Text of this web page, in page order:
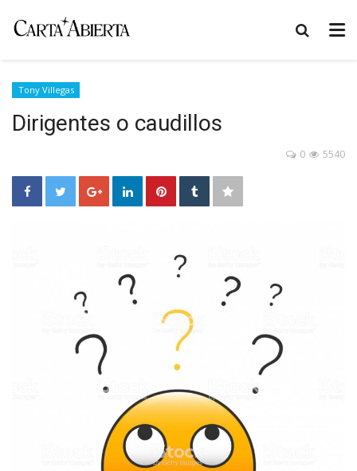
Tony Villegas
Dirigentes o caudillos
5540
0